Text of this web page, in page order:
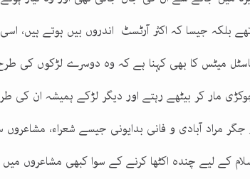
بلکہ جیسا کہ اکثر آرٹسٹ اندروں بیں ہوتے ہیں،
میٹس کا بھی کہنا ہے کہ وہ دوسرے لڑکوں
مار کر بیٹھے رہتے اور دیگر لڑکے ہمیشہ ان کی
جگر مراد آبادی و فانی بدایونی جیسے شعراء،
کے لیے چندہ اکٹھا کرنے کے سوا کبھی مشاعروں